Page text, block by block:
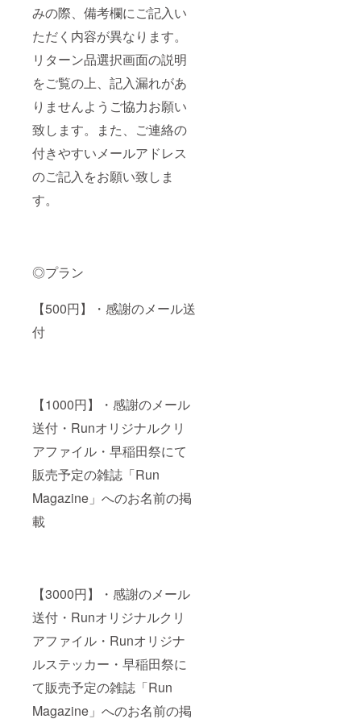
みの際、備考欄にご記入い
ただく内容が異なります。
リターン品選択画面の説明
をご覧の上、記入漏れがあ
りませんようご協力お願い
致します。また、ご連絡の
付きやすいメールアドレス
のご記入をお願い致しま
す。
◎プラン
【500円】・感謝のメール送
付
【1000円】・感謝のメール
送付・Runオリジナルクリ
アファイル・早稲田祭にて
販売予定の雑誌「Run
Magazine」へのお名前の掲
載
【3000円】・感謝のメール
送付・Runオリジナルクリ
アファイル・Runオリジナ
ルステッカー・早稲田祭に
て販売予定の雑誌「Run
Magazine」へのお名前の掲